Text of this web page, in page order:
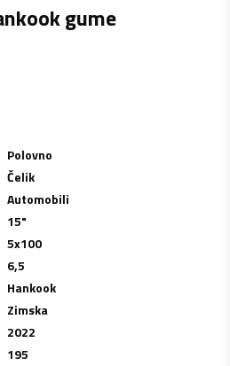
gume
Polovno
Čelik
Automobili
15"
5x100
6,5
Hankook
Zimska
2022
195